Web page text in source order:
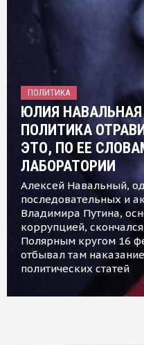
ПОЛИТИКА
ЮЛИЯ
ПОЛИТИКА
ЭТО, ПО ЕЕ
ЛАБОРАТОРИИ
Алексей Навальный,
последовательных и
Владимира Путина,
коррупцией,
Полярным кругом 16
отбывал там
политических статей